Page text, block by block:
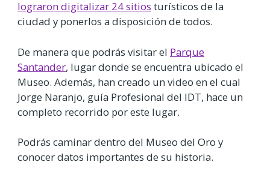
lograron digitalizar 24 sitios turísticos de la
ciudad y ponerlos a disposición de todos.
De manera que podrás visitar el Parque
Santander, lugar donde se encuentra ubicado el
Museo. Además, han creado un video en el cual
Jorge Naranjo, guía Profesional del IDT, hace un
completo recorrido por este lugar.
Podrás caminar dentro del Museo del Oro y
conocer datos importantes de su historia.